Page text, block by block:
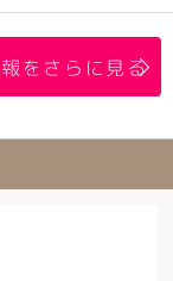
をさらに見る